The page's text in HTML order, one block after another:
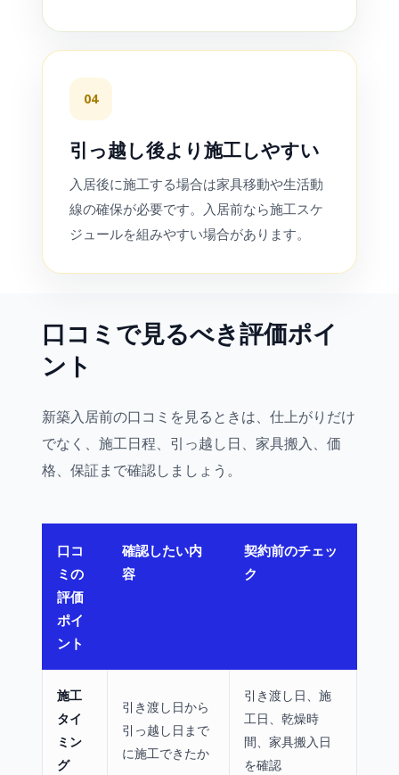
04
引っ越し後より施工しやすい
入居後に施工する場合は家具移動や生活動
線の確保が必要です。入居前なら施工スケ
ジュールを組みやすい場合があります。
口コミで見るべき評価ポイ
ント
新築入居前の口コミを見るときは、仕上がりだけ
でなく、施工日程、引っ越し日、家具搬入、価
格、保証まで確認しましょう。
口コ
ミの
評価
ポイ
ント
確認したい内
容
契約前のチェッ
ク
施工
タイ
ミン
グ
引き渡し日から
引っ越し日まで
に施工できたか
引き渡し日、施
工日、乾燥時
間、家具搬入日
を確認